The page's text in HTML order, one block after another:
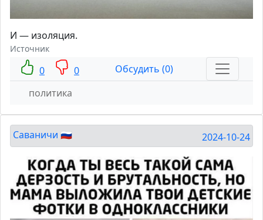
И — изоляция.
Источник
0 0
Обсудить (0)
политика
Саваничи 🇷🇺 2024-10-24